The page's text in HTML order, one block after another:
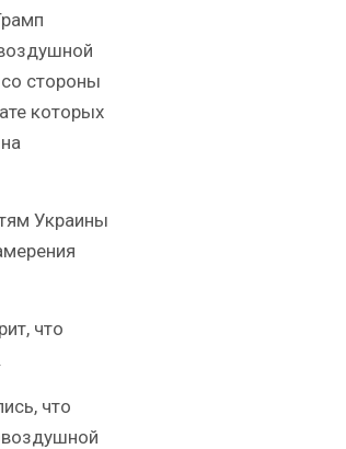
стороны
которых
Украины
что
что